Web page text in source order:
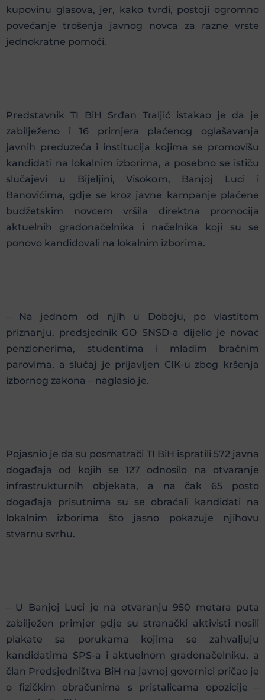
kupovinu glasova, jer, kako tvrdi, postoji ogromno
povećanje trošenja javnog novca za razne vrste
jednokratne pomoći.
Predstavnik TI BiH Srđan Traljić istakao je da je
zabilježeno i 16 primjera plaćenog oglašavanja
javnih preduzeća i institucija kojima se promovišu
kandidati na lokalnim izborima, a posebno se ističu
slučajevi u Bijeljini, Visokom, Banjoj Luci i
Banovićima, gdje se kroz javne kampanje plaćene
budžetskim novcem vršila direktna promocija
aktuelnih gradonačelnika i načelnika koji su se
ponovo kandidovali na lokalnim izborima.
– Na jednom od njih u Doboju, po vlastitom
priznanju, predsjednik GO SNSD-a dijelio je novac
penzionerima, studentima i mladim bračnim
parovima, a slučaj je prijavljen CIK-u zbog kršenja
izbornog zakona – naglasio je.
Pojasnio je da su posmatrači TI BiH ispratili 572 javna
događaja od kojih se 127 odnosilo na otvaranje
infrastrukturnih objekata, a na čak 65 posto
događaja prisutnima su se obraćali kandidati na
lokalnim izborima što jasno pokazuje njihovu
stvarnu svrhu.
– U Banjoj Luci je na otvaranju 950 metara puta
zabilježen primjer gdje su stranački aktivisti nosili
plakate sa porukama kojima se zahvaljuju
kandidatima SPS-a i aktuelnom gradonačelniku, a
član Predsjedništva BiH na javnoj govornici pričao je
o fizičkim obračunima s pristalicama opozicije –